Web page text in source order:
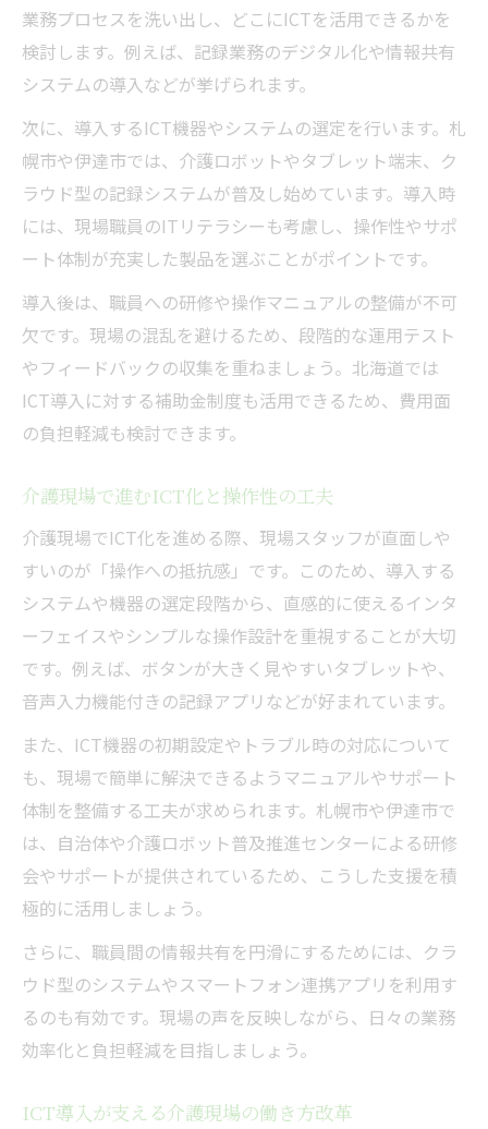
業務プロセスを洗い出し、どこにICTを活用できるかを
検討します。例えば、記録業務のデジタル化や情報共有
システムの導入などが挙げられます。
次に、導入するICT機器やシステムの選定を行います。札
幌市や伊達市では、介護ロボットやタブレット端末、ク
ラウド型の記録システムが普及し始めています。導入時
には、現場職員のITリテラシーも考慮し、操作性やサポ
ート体制が充実した製品を選ぶことがポイントです。
導入後は、職員への研修や操作マニュアルの整備が不可
欠です。現場の混乱を避けるため、段階的な運用テスト
やフィードバックの収集を重ねましょう。北海道では
ICT導入に対する補助金制度も活用できるため、費用面
の負担軽減も検討できます。
介護現場で進むICT化と操作性の工夫
介護現場でICT化を進める際、現場スタッフが直面しや
すいのが「操作への抵抗感」です。このため、導入する
システムや機器の選定段階から、直感的に使えるインタ
ーフェイスやシンプルな操作設計を重視することが大切
です。例えば、ボタンが大きく見やすいタブレットや、
音声入力機能付きの記録アプリなどが好まれています。
また、ICT機器の初期設定やトラブル時の対応について
も、現場で簡単に解決できるようマニュアルやサポート
体制を整備する工夫が求められます。札幌市や伊達市で
は、自治体や介護ロボット普及推進センターによる研修
会やサポートが提供されているため、こうした支援を積
極的に活用しましょう。
さらに、職員間の情報共有を円滑にするためには、クラ
ウド型のシステムやスマートフォン連携アプリを利用す
るのも有効です。現場の声を反映しながら、日々の業務
効率化と負担軽減を目指しましょう。
ICT導入が支える介護現場の働き方改革